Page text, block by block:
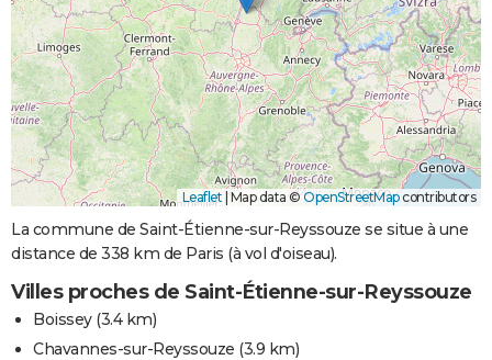
Leaflet Map data ©OpenStreetMapcontributors
La commune de Saint-Étienne-sur-Reyssouze se situe à une
distance de 338 km de Paris (à vol d'oiseau).
Villes proches de Saint-Étienne-sur-Reyssouze
Boissey(3.4 km)
Chavannes-sur-Reyssouze (3.9 km)